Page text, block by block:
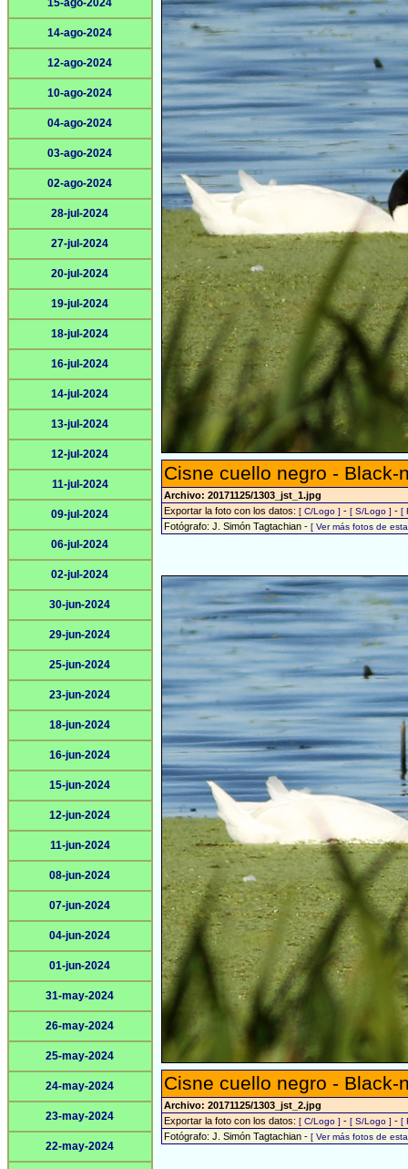
15-ago-2024
14-ago-2024
12-ago-2024
10-ago-2024
04-ago-2024
03-ago-2024
02-ago-2024
28-jul-2024
27-jul-2024
20-jul-2024
19-jul-2024
18-jul-2024
16-jul-2024
14-jul-2024
13-jul-2024
12-jul-2024
11-jul-2024
09-jul-2024
06-jul-2024
02-jul-2024
30-jun-2024
29-jun-2024
25-jun-2024
23-jun-2024
18-jun-2024
16-jun-2024
15-jun-2024
12-jun-2024
11-jun-2024
08-jun-2024
07-jun-2024
04-jun-2024
01-jun-2024
31-may-2024
26-may-2024
25-may-2024
24-may-2024
23-may-2024
22-may-2024
Cisne cuello negro -
Archivo: 20171125/1303_jst_1.jpg
Exportar la foto con los datos: [ C/Logo ] - [ S/Logo ] - [
Fotógrafo: J. Simón Tagtachian - [ Ver más fotos de
Cisne cuello negro -
Archivo: 20171125/1303_jst_2.jpg
Exportar la foto con los datos: [ C/Logo ] - [ S/Logo ] - [
Fotógrafo: J. Simón Tagtachian - [ Ver más fotos de